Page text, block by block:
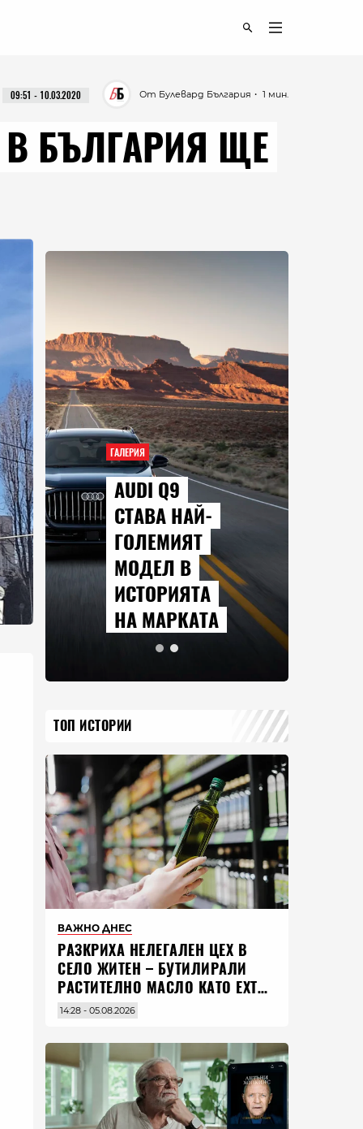
・ 1 мин.
От Булевард България
09:51 - 10.03.2020
В БЪЛГАРИЯ ЩЕ
ГАЛЕРИЯ
AUDI Q9
СТАВА НАЙ-
ГОЛЕМИЯТ
МОДЕЛ В
ИСТОРИЯТА
НА МАРКАТА
ТОП ИСТОРИИ
ВАЖНО ДНЕС
РАЗКРИХА НЕЛЕГАЛЕН ЦЕХ В
СЕЛО ЖИТЕН – БУТИЛИРАЛИ
РАСТИТЕЛНО МАСЛО КАТО EXTRA
VIRGIN ЗЕХТИН
14:28 - 05.08.2026